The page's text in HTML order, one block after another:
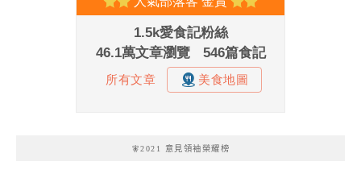
🧚2021 意見領袖榮耀榜